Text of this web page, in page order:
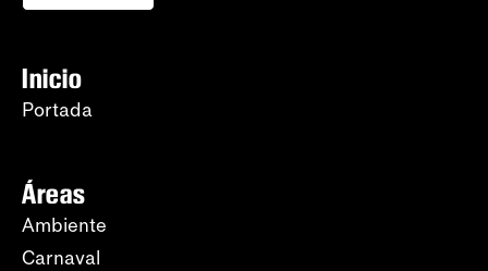
Inicio
Portada
Áreas
Ambiente
Carnaval